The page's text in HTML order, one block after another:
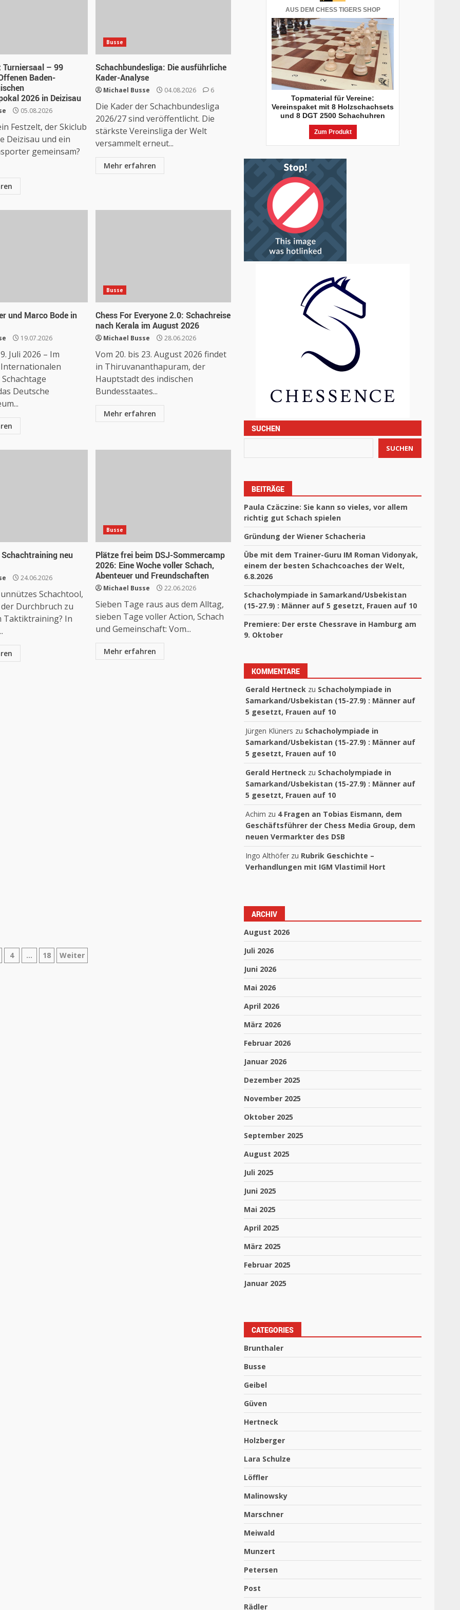
– 99
Baden-
2026 in Deizisau
05.08.2026
Festzelt, der Skiclub
Deizisau und ein
gemeinsam?
Busse
Schachbundesliga: Die ausführliche
Kader-Analyse
Michael Busse 04.08.2026 6
Die Kader der Schachbundesliga
2026/27 sind veröffentlicht. Die
stärkste Vereinsliga der Welt
versammelt erneut...
Mehr erfahren
und Marco Bode in
19.07.2026
Juli 2026 – Im
Deutsche
Busse
Chess For Everyone 2.0: Schachreise
nach Kerala im August 2026
Michael Busse 28.06.2026
Vom 20. bis 23. August 2026 findet
in Thiruvananthapuram, der
Hauptstadt des indischen
Bundesstaates...
Mehr erfahren
neu
24.06.2026
Schachtool,
Durchbruch zu
Taktiktraining? In
Busse
Plätze frei beim DSJ-Sommercamp
2026: Eine Woche voller Schach,
Abenteuer und Freundschaften
Michael Busse 22.06.2026
Sieben Tage raus aus dem Alltag,
sieben Tage voller Action, Schach
und Gemeinschaft: Vom...
Mehr erfahren
4 … 18 Weiter
AUS DEM CHESS TIGERS SHOP
Topmaterial für Vereine:
Vereinspaket mit 8 Holzschachsets
und 8 DGT 2500 Schachuhren
Zum Produkt
SUCHEN
SUCHEN
BEITRÄGE
Paula Czäczine: Sie kann so vieles, vor allem
richtig gut Schach spielen
Gründung der Wiener Schacheria
Übe mit dem Trainer-Guru IM Roman Vidonyak,
einem der besten Schachcoaches der Welt,
6.8.2026
Schacholympiade in Samarkand/Usbekistan
(15-27.9) : Männer auf 5 gesetzt, Frauen auf 10
Premiere: Der erste Chessrave in Hamburg am
9. Oktober
KOMMENTARE
Gerald Hertneck zu Schacholympiade in
Samarkand/Usbekistan (15-27.9) : Männer auf
5 gesetzt, Frauen auf 10
Jürgen Klüners zu Schacholympiade in
Samarkand/Usbekistan (15-27.9) : Männer auf
5 gesetzt, Frauen auf 10
Gerald Hertneck zu Schacholympiade in
Samarkand/Usbekistan (15-27.9) : Männer auf
5 gesetzt, Frauen auf 10
Achim zu 4 Fragen an Tobias Eismann, dem
Geschäftsführer der Chess Media Group, dem
neuen Vermarkter des DSB
Ingo Althöfer zu Rubrik Geschichte –
Verhandlungen mit IGM Vlastimil Hort
ARCHIV
August 2026
Juli 2026
Juni 2026
Mai 2026
April 2026
März 2026
Februar 2026
Januar 2026
Dezember 2025
November 2025
Oktober 2025
September 2025
August 2025
Juli 2025
Juni 2025
Mai 2025
April 2025
März 2025
Februar 2025
Januar 2025
CATEGORIES
Brunthaler
Busse
Geibel
Güven
Hertneck
Holzberger
Lara Schulze
Löffler
Malinowsky
Marschner
Meiwald
Munzert
Petersen
Post
Rädler